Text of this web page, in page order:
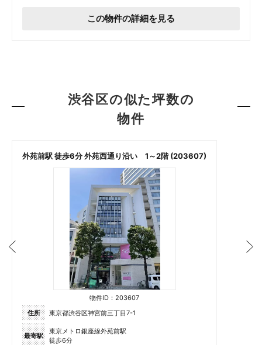
この物件の詳細を見る
渋谷区の似た坪数の
物件
外苑前駅 徒歩6分 外苑西通り沿い 1～2階 (203607)
物件ID：203607
住所
東京都渋谷区神宮前三丁目7-1
最寄駅
東京メトロ銀座線外苑前駅
徒歩6分